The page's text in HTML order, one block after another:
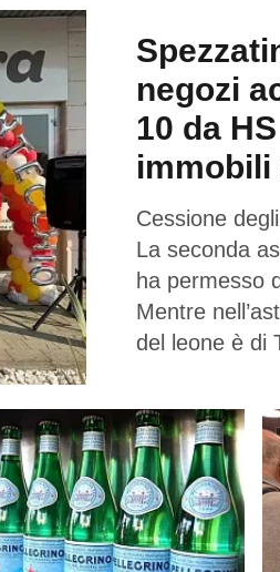
negozi
10 da
immobili
Cessione
La seconda
ha permesso
Mentre
del leone è di